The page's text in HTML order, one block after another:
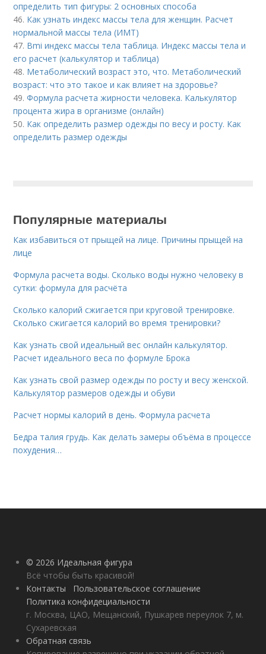
определить тип фигуры: 2 основных способа
46. Как узнать индекс массы тела для женщин. Расчет
нормальной массы тела (ИМТ)
47. Bmi индекс массы тела таблица. Индекс массы тела и
его расчет (калькулятор и таблица)
48. Метаболический возраст это, что. Метаболический
возраст: что это такое и как влияет на здоровье?
49.Формула расчета жирности человека. Калькулятор
процента жира в организме (онлайн)
50. Как определить размер одежды по весу и росту. Как
определить размер одежды
Популярные материалы
Как избавиться от прыщей на лице. Причины прыщей на
лице
Формула расчета воды. Сколько воды нужно человеку в
сутки: формула для расчёта
Сколько калорий сжигается при круговой тренировке.
Сколько сжигается калорий во время тренировки?
Как узнать свой идеальный вес онлайн калькулятор.
Расчет идеального веса по формуле Брока
Как узнать свой размер одежды по росту и весу женской.
Калькулятор размеров одежды и обуви
Расчет нормы калорий в день. Формула расчета
Бедра талия грудь. Как делать замеры объёма в процессе
похудения…
© 2026 Идеальная фигура
Всё чтобы быть красивой!
Контакты
Пользовательское соглашение
Политика конфидециальности
г. Москва, ЦАО, Мещанский, Пушкарев переулок 7, м.
Сухаревская
Обратная связь